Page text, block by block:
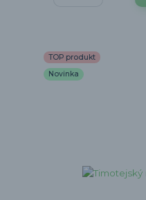
TOP produkt
Novinka